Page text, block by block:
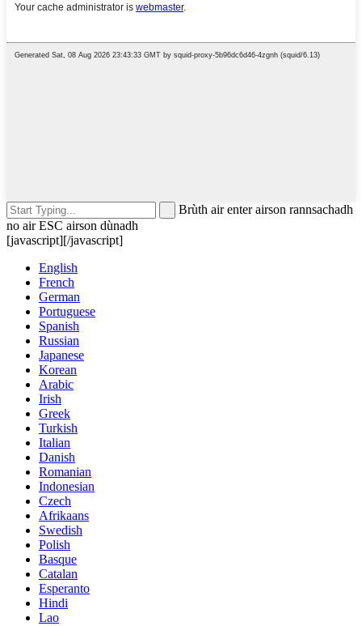
Brùth air enter airson rannsachadh
no air ESC airson dùnadh
[javascript][/javascript]
English
French
German
Portuguese
Spanish
Russian
Japanese
Korean
Arabic
Irish
Greek
Turkish
Italian
Danish
Romanian
Indonesian
Czech
Afrikaans
Swedish
Polish
Basque
Catalan
Esperanto
Hindi
Lao